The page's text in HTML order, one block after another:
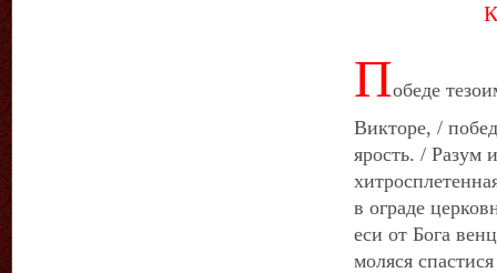
Победе
Викторе, /
ярость. / Разум
в ограде
еси от Бога
моляся